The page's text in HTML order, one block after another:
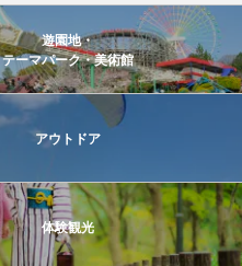
遊園地・
テーマパーク・美術館
アウトドア
体験観光